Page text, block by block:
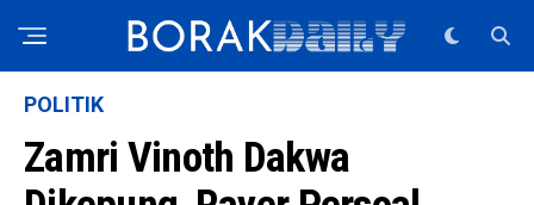
POLITIK
Zamri Vinoth Dakwa